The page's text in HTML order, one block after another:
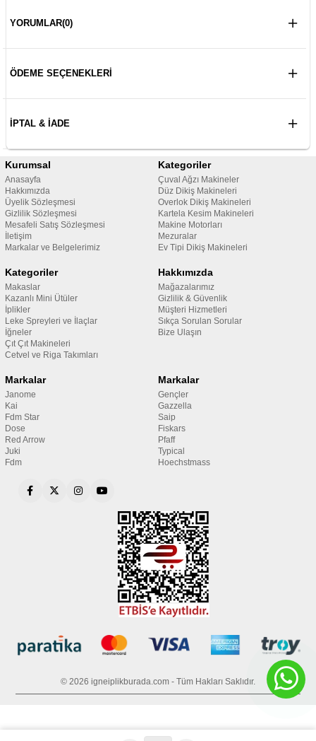
YORUMLAR(0)
ÖDEME SEÇENEKLERI
İPTAL & İADE
Kurumsal
Anasayfa
Hakkımızda
Üyelik Sözleşmesi
Gizlilik Sözleşmesi
Mesafeli Satış Sözleşmesi
İletişim
Markalar ve Belgelerimiz
Kategoriler
Çuval Ağzı Makineler
Düz Dikiş Makineleri
Overlok Dikiş Makineleri
Kartela Kesim Makineleri
Makine Motorları
Mezuralar
Ev Tipi Dikiş Makineleri
Kategoriler
Makaslar
Kazanlı Mini Ütüler
İplikler
Leke Spreyleri ve İlaçlar
İğneler
Çıt Çıt Makineleri
Cetvel ve Riga Takımları
Hakkımızda
Mağazalarımız
Gizlilik & Güvenlik
Müşteri Hizmetleri
Sıkça Sorulan Sorular
Bize Ulaşın
Markalar
Janome
Kai
Fdm Star
Dose
Red Arrow
Juki
Fdm
Markalar
Gençler
Gazzella
Saip
Fiskars
Pfaff
Typical
Hoechstmass
© 2026 igneiplikburada.com - Tüm Hakları Saklıdır.